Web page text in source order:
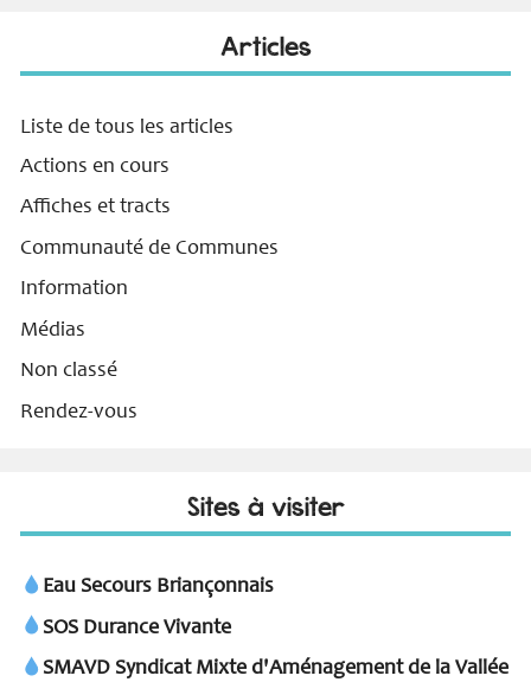
Articles
Liste de tous les articles
Actions en cours
Affiches et tracts
Communauté de Communes
Information
Médias
Non classé
Rendez-vous
Sites à visiter
Eau Secours Briançonnais
SOS Durance Vivante
SMAVD Syndicat Mixte d'Aménagement de la Vallée